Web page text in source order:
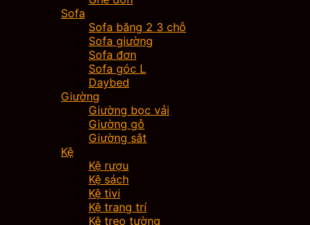
Sofa
Sofa băng 2 3 chỗ
Sofa giường
Sofa đơn
Sofa góc L
Daybed
Giường
Giường bọc vải
Giường gỗ
Giường sắt
Kệ
Kệ rượu
Kệ sách
Kệ tivi
Kệ trang trí
Kệ treo tường